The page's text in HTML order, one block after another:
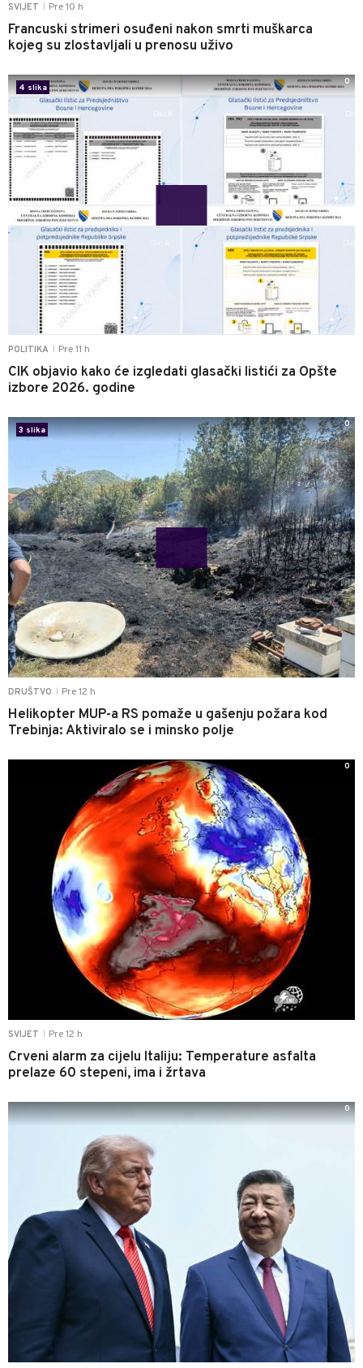
SVIJET Pre 10 h
Francuski strimeri osuđeni nakon smrti muškarca
kojeg su zlostavljali u prenosu uživo
POLITIKA Pre 11 h
CIK objavio kako će izgledati glasački listići za Opšte
izbore 2026. godine
4 slika
0
DRUŠTVO Pre 12 h
Helikopter MUP-a RS pomaže u gašenju požara kod
Trebinja: Aktiviralo se i minsko polje
3 slika
0
SVIJET Pre 12 h
Crveni alarm za cijelu Italiju: Temperature asfalta
prelaze 60 stepeni, ima i žrtava
0
0